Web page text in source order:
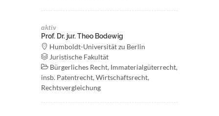
aktiv
Prof. Dr. jur. Theo Bodewig
Humboldt-Universität zu Berlin
Juristische Fakultät
Bürgerliches Recht, Immaterialgüterrecht,
insb. Patentrecht, Wirtschaftsrecht,
Rechtsvergleichung